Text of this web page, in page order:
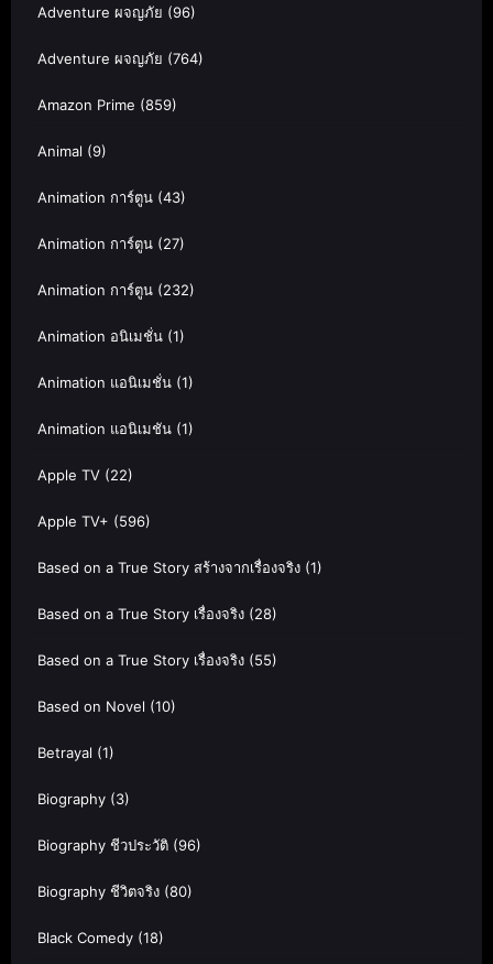
Adventure ผจญภัย (96)
Adventure ผจญภัย (764)
Amazon Prime (859)
Animal (9)
Animation การ์ตูน (43)
Animation การ์ตูน (27)
Animation การ์ตูน (232)
Animation อนิเมชั่น (1)
Animation แอนิเมชั่น (1)
Animation แอนิเมชัน (1)
Apple TV (22)
Apple TV+ (596)
Based on a True Story สร้างจากเรื่องจริง (1)
Based on a True Story เรื่องจริง (28)
Based on a True Story เรื่องจริง (55)
Based on Novel (10)
Betrayal (1)
Biography (3)
Biography ชีวประวัติ (96)
Biography ชีวิตจริง (80)
Black Comedy (18)